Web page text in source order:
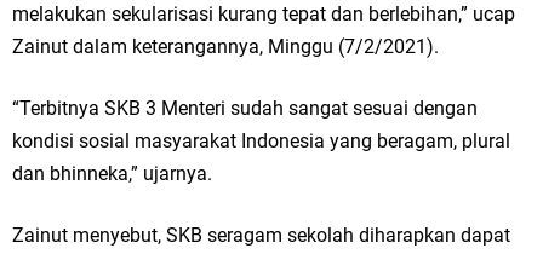
melakukan sekularisasi kurang tepat dan berlebihan,” ucap
Zainut dalam keterangannya, Minggu (7/2/2021).
“Terbitnya SKB 3 Menteri sudah sangat sesuai dengan
kondisi sosial masyarakat Indonesia yang beragam, plural
dan bhinneka,” ujarnya.
Zainut menyebut, SKB seragam sekolah diharapkan dapat